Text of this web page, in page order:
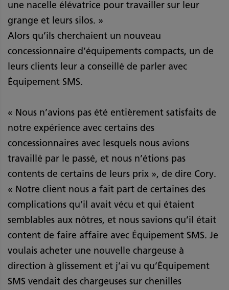
une nacelle élévatrice pour travailler sur leur
grange et leurs silos. »
Alors qu’ils cherchaient un nouveau
concessionnaire d’équipements compacts, un de
leurs clients leur a conseillé de parler avec
Équipement SMS.
« Nous n’avions pas été entièrement satisfaits de
notre expérience avec certains des
concessionnaires avec lesquels nous avions
travaillé par le passé, et nous n’étions pas
contents de certains de leurs prix », de dire Cory.
« Notre client nous a fait part de certaines des
complications qu’il avait vécu et qui étaient
semblables aux nôtres, et nous savions qu’il était
content de faire affaire avec Équipement SMS. Je
voulais acheter une nouvelle chargeuse à
direction à glissement et j’ai vu qu’Équipement
SMS vendait des chargeuses sur chenilles